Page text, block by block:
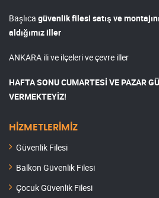
Başlıca güvenlik filesi satış ve
aldığımız iller
ANKARA ili ve ilçeleri ve çevre iller
HAFTA SONU CUMARTESİ VE PAZAR
VERMEKTEYİZ!
HİZMETLERİMİZ
Güvenlik Filesi
Balkon Güvenlik Filesi
Çocuk Güvenlik Filesi